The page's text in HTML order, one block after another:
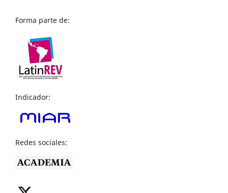
Forma parte de:
Indicador:
Redes sociales: